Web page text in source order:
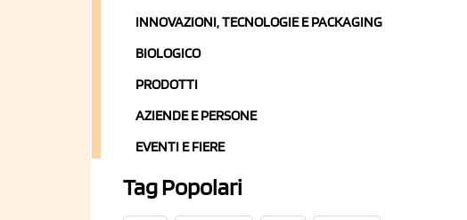
INNOVAZIONI, TECNOLOGIE E PACKAGING
BIOLOGICO
PRODOTTI
AZIENDE E PERSONE
EVENTI E FIERE
Tag Popolari